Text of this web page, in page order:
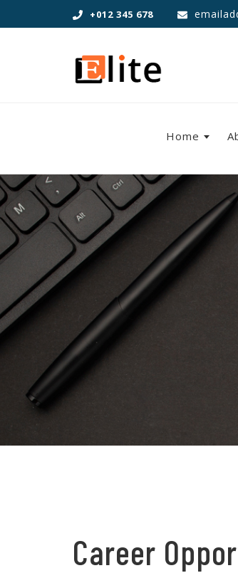
+012 345 678
Home
Career